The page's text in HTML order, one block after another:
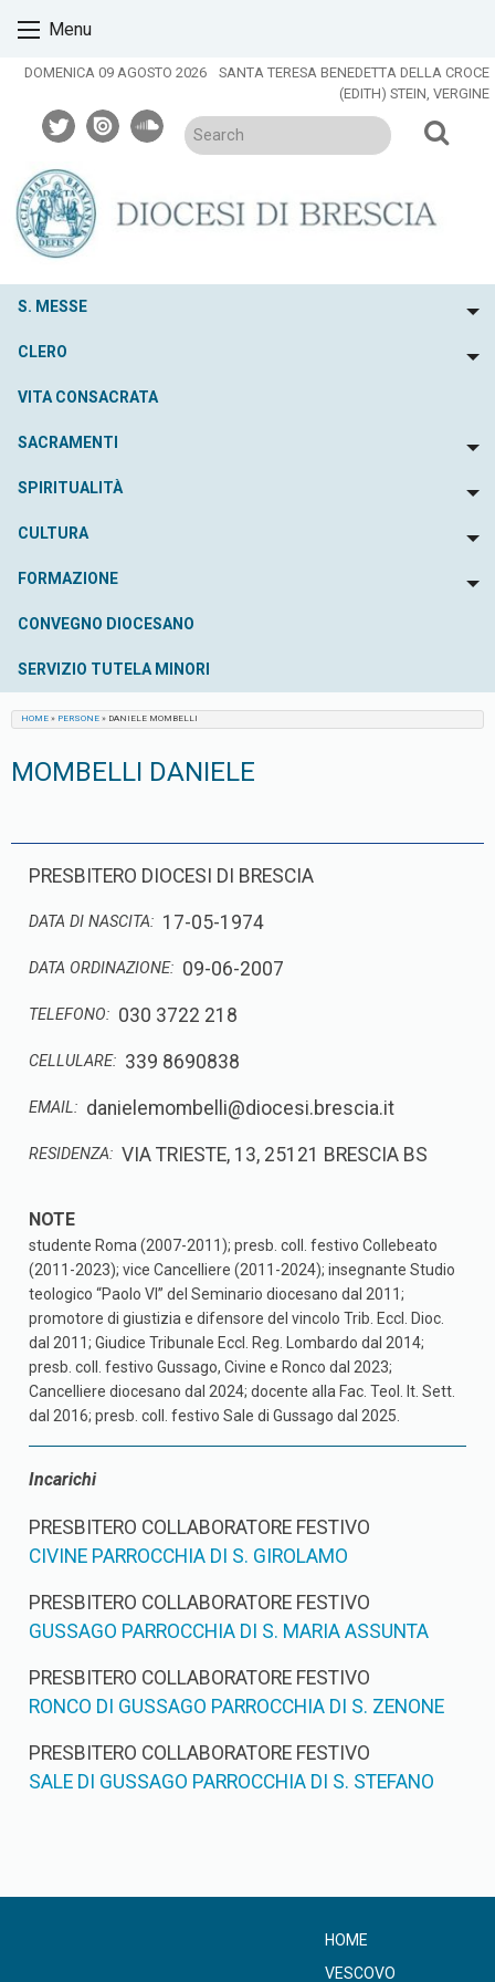
content
Menu
DOMENICA 09 AGOSTO 2026
SANTA TERESA BENEDETTA DELLA CROCE
(EDITH) STEIN, VERGINE
twitterissuusoundcloud
S. MESSE
CLERO
VITA CONSACRATA
SACRAMENTI
SPIRITUALITÀ
CULTURA
FORMAZIONE
CONVEGNO DIOCESANO
SERVIZIO TUTELA MINORI
HOME » PERSONE » DANIELE MOMBELLI
MOMBELLI DANIELE
PRESBITERO DIOCESI DI BRESCIA
DATA DI NASCITA: 17-05-1974
DATA ORDINAZIONE: 09-06-2007
TELEFONO: 030 3722 218
CELLULARE: 339 8690838
EMAIL: danielemombelli@diocesi.brescia.it
RESIDENZA: VIA TRIESTE, 13, 25121 BRESCIA BS
studente Roma (2007-2011); presb. coll. festivo Collebeato
(2011-2023); vice Cancelliere (2011-2024); insegnante Studio
teologico “Paolo VI” del Seminario diocesano dal 2011;
promotore di giustizia e difensore del vincolo Trib. Eccl. Dioc.
dal 2011; Giudice Tribunale Eccl. Reg. Lombardo dal 2014;
presb. coll. festivo Gussago, Civine e Ronco dal 2023;
Cancelliere diocesano dal 2024; docente alla Fac. Teol. It. Sett.
dal 2016; presb. coll. festivo Sale di Gussago dal 2025.
Incarichi
PRESBITERO COLLABORATORE FESTIVO
CIVINE PARROCCHIA DI S. GIROLAMO
PRESBITERO COLLABORATORE FESTIVO
GUSSAGO PARROCCHIA DI S. MARIA ASSUNTA
PRESBITERO COLLABORATORE FESTIVO
RONCO DI GUSSAGO PARROCCHIA DI S. ZENONE
PRESBITERO COLLABORATORE FESTIVO
SALE DI GUSSAGO PARROCCHIA DI S. STEFANO
HOME
VESCOVO